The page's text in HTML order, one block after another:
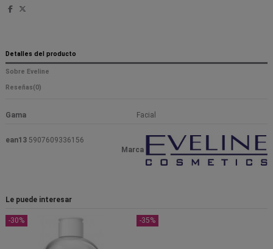
Detalles del producto
Sobre Eveline
Reseñas(0)
Gama Facial
Marca
ean13 5907609336156
Le puede interesar
-30% -35%